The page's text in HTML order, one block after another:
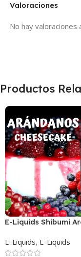
Valoraciones
No hay valoraciones
Productos
E-Liquids Shibumi
E-Liquids, E-Liquids